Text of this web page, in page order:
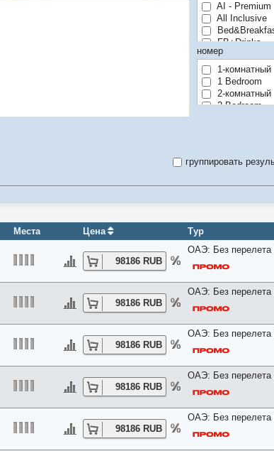
AI - Premium
All Inclusive
FB+Drinks
Full Board
Half Board
Room only
Soft All
По
номер
1-комнатный
1 Bedroom
2-комнатный
2 Bedroom
5-комнатный
7 Bedroom
Air
Anex
Apartment
Bay View
Beach
Bosphorus
Budget
Bungalow
Business
City View
Classic
Club
Comfort
Connection
Cottage
группировать
Места Цена Тур
98186 RUB
ОАЭ: Без перелета
98186 RUB
ОАЭ: Без перелета
98186 RUB
ОАЭ: Без перелета
98186 RUB
ОАЭ: Без перелета
98186 RUB
ОАЭ: Без перелета